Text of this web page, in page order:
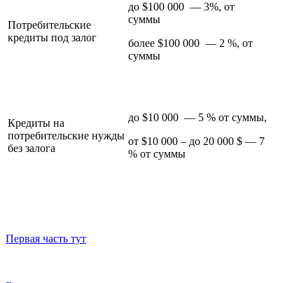
Потребительские
кредиты под залог
до $100 000 — 3%, от
суммы
более $100 000 — 2 %, от
суммы
Кредиты на
потребительские нужды
без залога
до $10 000 — 5 % от суммы,
от $10 000 – до 20 000 $ — 7
% от суммы
Первая часть тут